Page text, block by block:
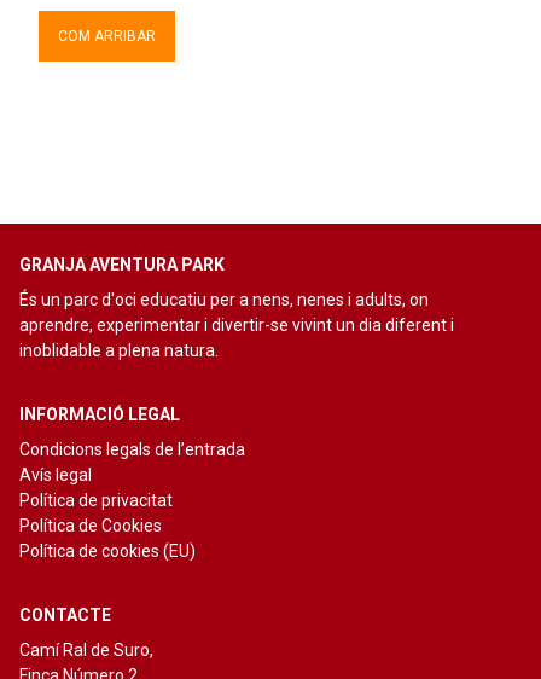
COM ARRIBAR
GRANJA AVENTURA PARK
És un parc d'oci educatiu per a nens, nenes i adults, on
aprendre, experimentar i divertir-se vivint un dia diferent i
inoblidable a plena natura.
INFORMACIÓ LEGAL
Condicions legals de l’entrada
Avís legal
Política de privacitat
Política de Cookies
Política de cookies (EU)
CONTACTE
Camí Ral de Suro,